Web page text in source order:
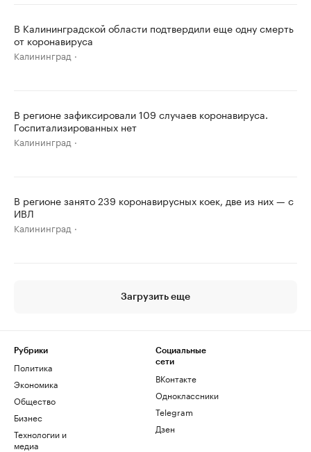
В Калининградской области подтвердили еще одну смерть
от коронавируса
Калининград
В регионе зафиксировали 109 случаев коронавируса.
Госпитализированных нет
Калининград
В регионе занято 239 коронавирусных коек, две из них — с
ИВЛ
Калининград
Загрузить еще
Рубрики
Политика
Экономика
Общество
Бизнес
Технологии и
медиа
Социальные
сети
ВКонтакте
Одноклассники
Telegram
Дзен